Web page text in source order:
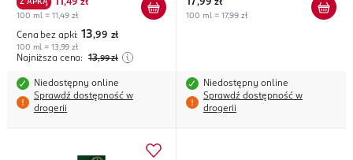
Z APKĄ ,49 zł
100 ml = 11,49 zł
Cena bez apki: 13,99 zł
100 ml = 13,99 zł
Najniższa cena: 13,99 zł
Niedostępny online
Sprawdź dostępność w
drogerii
,99 zł
100 ml = 17,99 zł
Niedostępny online
Sprawdź dostępność w
drogerii